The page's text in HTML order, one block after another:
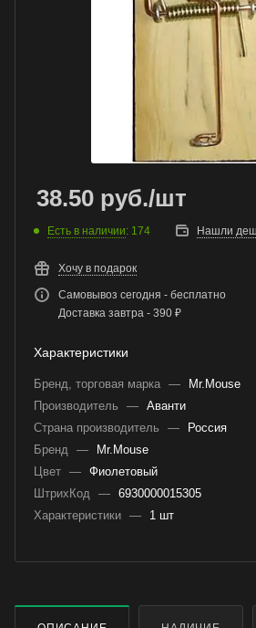
38.50 руб./шт
Есть в наличии: 174 Нашли
Хочу в подарок
Самовывоз сегодня - бесплатно
Доставка завтра - 390 ₽
Характеристики
Бренд, торговая марка —
Mr.Mouse
Производитель
— Аванти
Страна производитель
—
Россия
Бренд —
Mr.Mouse
Цвет — Фиолетовый
ШтрихКод — 6930000015305
Характеристики — 1 шт